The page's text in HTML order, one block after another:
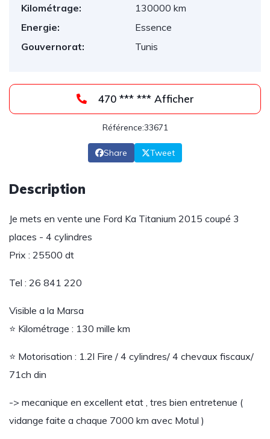
Kilométrage:
130000 km
Energie:
Essence
Gouvernorat:
Tunis
470 *** *** Afficher
Référence:33671
Share Tweet
Description
Je mets en vente une Ford Ka Titanium 2015 coupé 3
places - 4 cylindres
Prix : 25500 dt
Tel : 26 841 220
Visible a la Marsa
⭐ Kilométrage : 130 mille km
⭐ Motorisation : 1.2l Fire / 4 cylindres/ 4 chevaux fiscaux/
71ch din
-> mecanique en excellent etat , tres bien entretenue (
vidange faite a chaque 7000 km avec Motul )